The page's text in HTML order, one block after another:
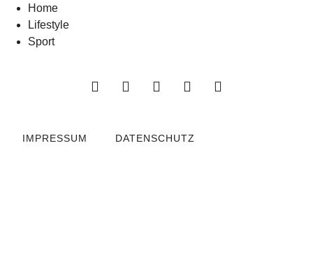
Home
Lifestyle
Sport
IMPRESSUM DATENSCHUTZ